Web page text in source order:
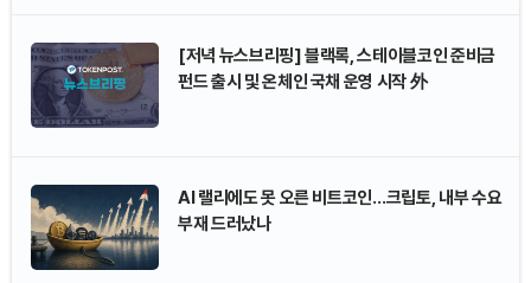
[저녁 뉴스브리핑] 블랙록, 스테이블코인 준비금
펀드 출시 및 온체인 국채 운영 시작 外
AI 랠리에도 못 오른 비트코인…크립토, 내부 수요
부재 드러났나